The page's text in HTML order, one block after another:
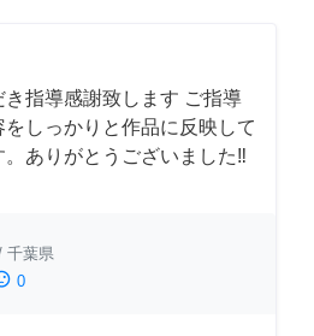
指導感謝致します ご指導
しっかりと作品に反映して
ありがとうございました‼️
千葉県
0